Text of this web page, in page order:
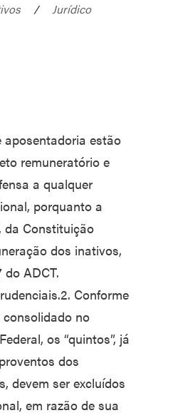
/
Jurídico
aposentadoria estão
remuneratório e
a qualquer
porquanto a
da Constituição
dos inativos,
do ADCT.
Conforme
no
os “quintos”, já
dos
devem ser excluídos
em razão de sua